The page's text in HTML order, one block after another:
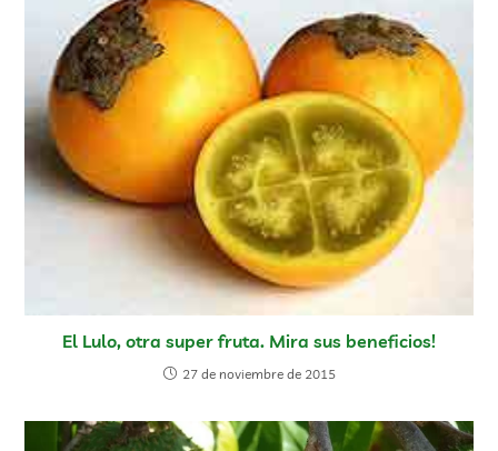
El Lulo, otra super fruta. Mira sus beneficios!
27 de noviembre de 2015